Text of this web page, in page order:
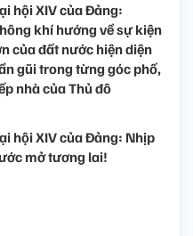
hội XIV của Đảng:
khí hướng về sự kiện
của đất nước hiện diện
gũi trong từng góc phố,
nhà của Thủ đô
hội XIV của Đảng: Nhịp
mở tương lai!